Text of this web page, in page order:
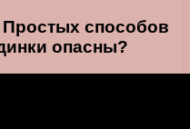
способов
опасны?